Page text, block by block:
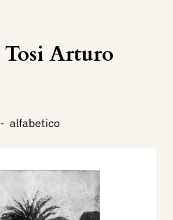
Tosi Arturo
- alfabetico